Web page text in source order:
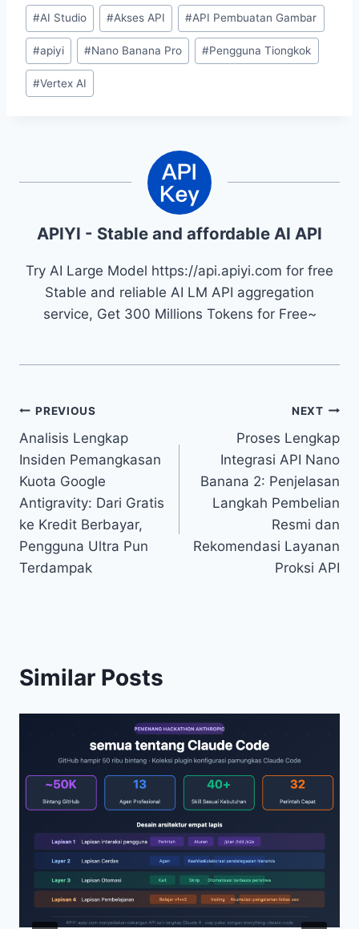
Post
Tags:
#AI Studio #Akses API #API Pembuatan Gambar
#apiyi #Nano Banana Pro #Pengguna Tiongkok
#Vertex AI
APIYI - Stable and affordable AI API
Try AI Large Model https://api.apiyi.com for free
Stable and reliable AI LM API aggregation
service, Get 300 Millions Tokens for Free~
Navigasi
pos
PREVIOUS
Analisis Lengkap
Insiden Pemangkasan
Kuota Google
Antigravity: Dari Gratis
ke Kredit Berbayar,
Pengguna Ultra Pun
Terdampak
NEXT
Proses Lengkap
Integrasi API Nano
Banana 2: Penjelasan
Langkah Pembelian
Resmi dan
Rekomendasi Layanan
Proksi API
Similar Posts